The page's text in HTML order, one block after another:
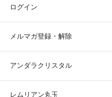
ログイン
メルマガ登録・解除
アンダラクリスタル
レムリアン丸玉